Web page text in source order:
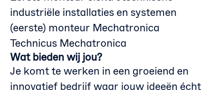
industriële installaties en systemen
(eerste) monteur Mechatronica
Technicus Mechatronica
Wat bieden wij jou?
Je komt te werken in een groeiend en
innovatief bedrijf waar jouw ideeën écht